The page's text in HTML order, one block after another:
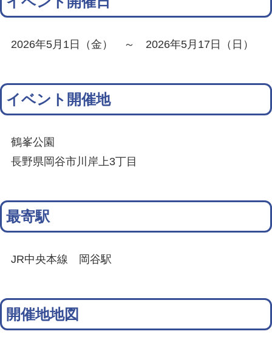
2026年5月1日（金） ～ 2026年5月17日（日）
イベント開催地
鶴峯公園
長野県岡谷市川岸上3丁目
最寄駅
JR中央本線 岡谷駅
開催地地図